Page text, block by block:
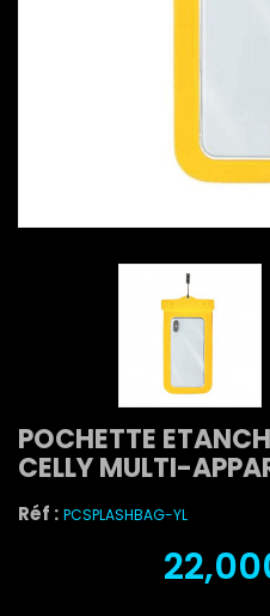
POCHETTE
CELLY MULTI-
Réf : PCSPLASHBAG-YL